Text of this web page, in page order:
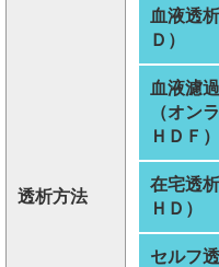
透析方法
血液透
Ｄ）
血液濾
（オン
ＨＤＦ）
在宅透
ＨＤ）
セルフ